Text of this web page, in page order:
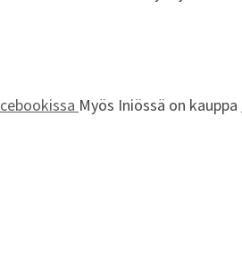
Myös Iniössä on kauppa